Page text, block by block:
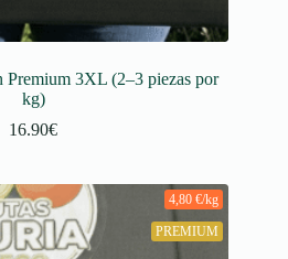
Premium 3XL (2–3 piezas por
kg)
16.90€
4,80 €/kg
PREMIUM